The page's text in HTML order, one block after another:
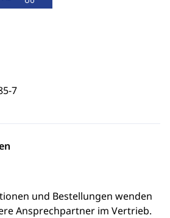
7
und Bestellungen wenden
Ansprechpartner im Vertrieb.